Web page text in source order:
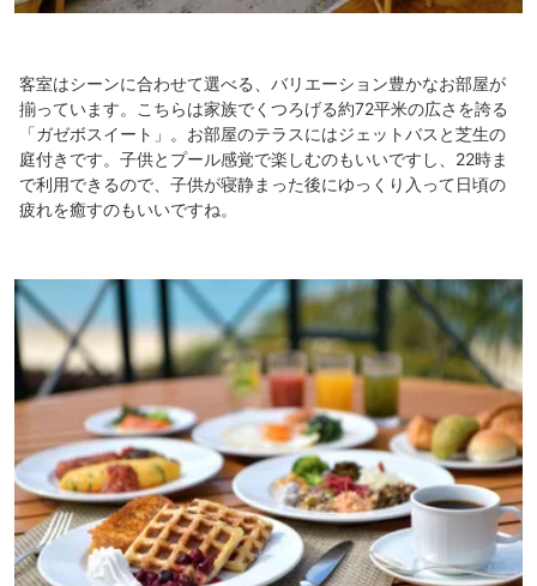
客室はシーンに合わせて選べる、バリエーション豊かなお部屋が
揃っています。こちらは家族でくつろげる約72平米の広さを誇る
「ガゼボスイート」。お部屋のテラスにはジェットバスと芝生の
庭付きです。子供とプール感覚で楽しむのもいいですし、22時ま
で利用できるので、子供が寝静まった後にゆっくり入って日頃の
疲れを癒すのもいいですね。